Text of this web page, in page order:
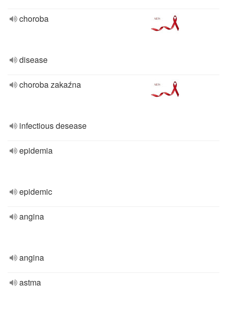
choroba
disease
choroba zakaźna
infectious desease
epidemia
epidemic
angina
angina
astma